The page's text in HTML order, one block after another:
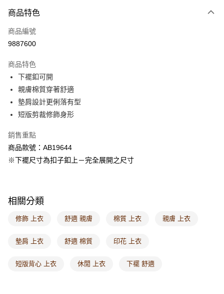
付款後全家取貨
萊爾富取貨付款
付款後萊爾富取貨
每筆NT$60，滿NT$1,000(含以上)免運費
7-11取貨付款
每筆NT$60，滿NT$1,000(含以上)免運費
付款後7-11取貨
每筆NT$60，滿NT$1,000(含以上)免運費
付款後門市自取
每筆NT$60，滿NT$1,000(含以上)免運費
商品特色
商品編號
9887600
商品特色
下襬釦可開
親膚棉質穿著舒適
墊肩設計更俐落有型
短版剪裁修飾身形
銷售重點
商品款號：AB19644
※下襬尺寸為扣子釦上－完全展開之尺寸
相關分類
修飾 上衣 舒適 親膚 棉質 上衣 親膚 上衣
墊肩 上衣 舒適 棉質 印花 上衣
短版背心 上衣 休閒 上衣 下襬 舒適